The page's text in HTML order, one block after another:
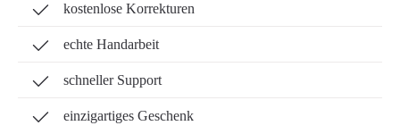
kostenlose Korrekturen
echte Handarbeit
schneller Support
einzigartiges Geschenk